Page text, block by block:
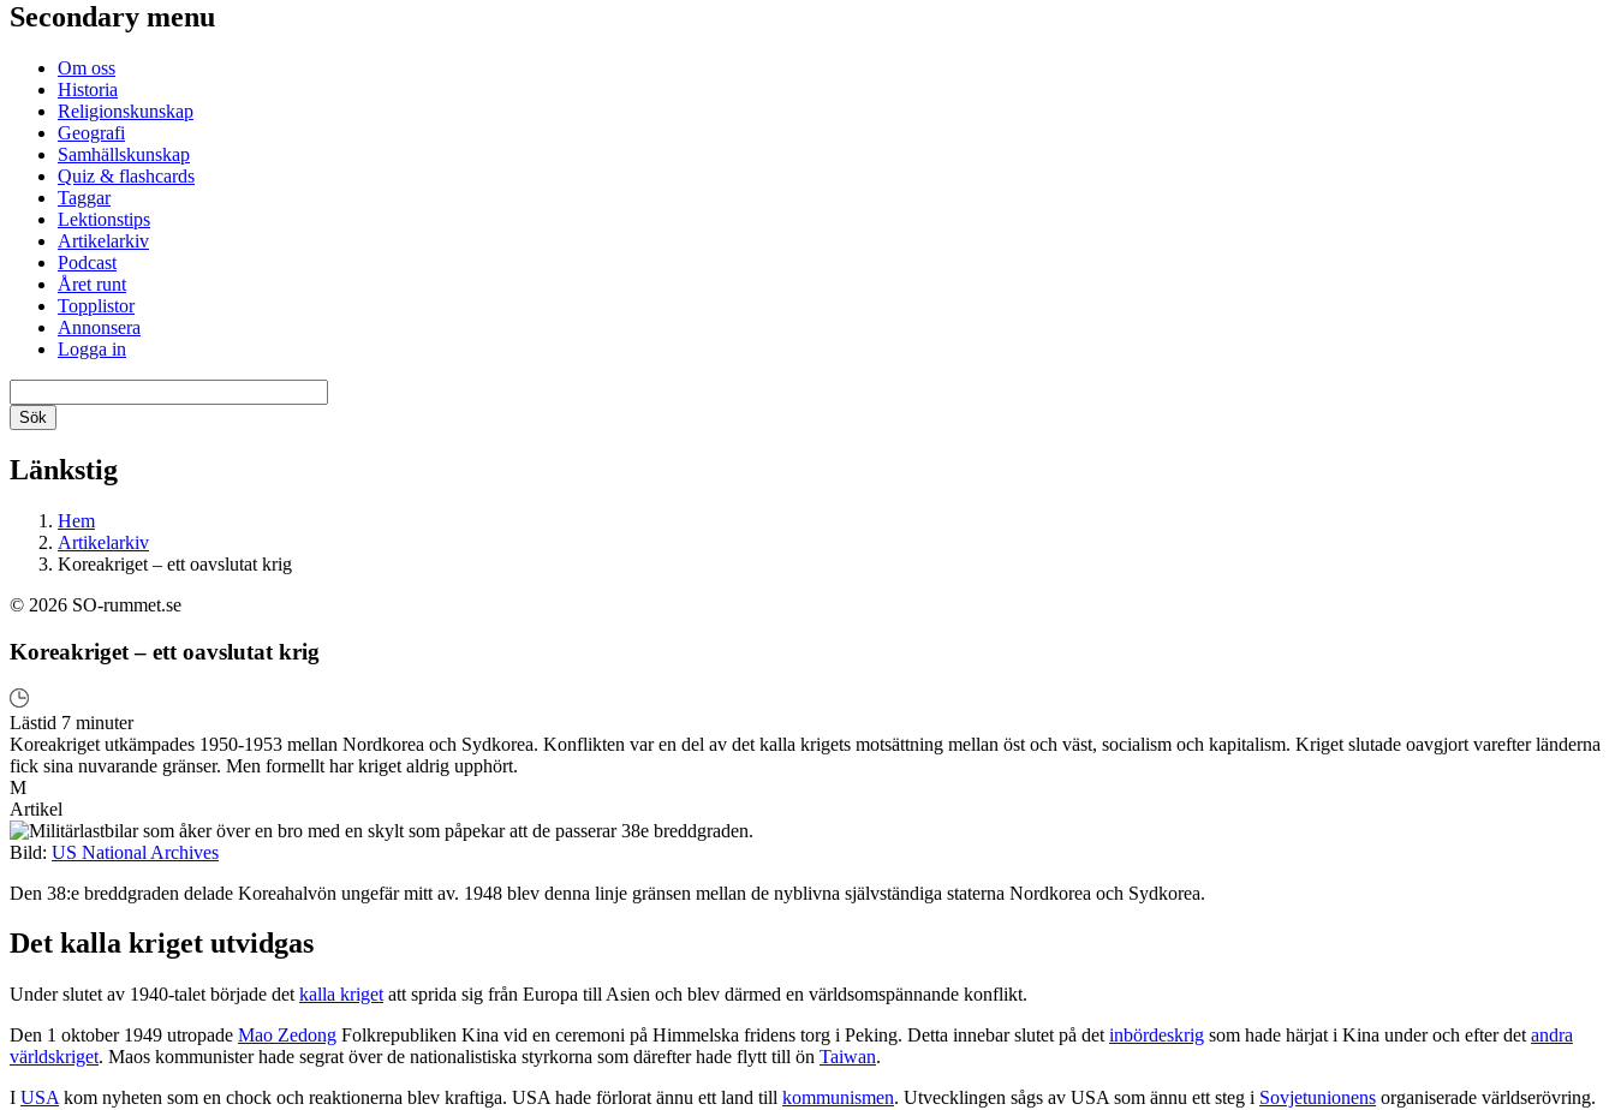
Secondary menu
Om oss
Historia
Religionskunskap
Geografi
Samhällskunskap
Quiz & flashcards
Taggar
Lektionstips
Artikelarkiv
Podcast
Året runt
Topplistor
Annonsera
Logga in
Länkstig
Hem
Artikelarkiv
Koreakriget – ett oavslutat krig
© 2026 SO-rummet.se
Koreakriget – ett oavslutat krig
Lästid 7 minuter
Koreakriget utkämpades 1950-1953 mellan Nordkorea och Sydkorea. Konflikten var en del av det kalla krigets motsättning mellan öst och väst, socialism och kapitalism. Kriget slutade oavgjort varefter länderna
fick sina nuvarande gränser. Men formellt har kriget aldrig upphört.
M
Artikel
Bild: US National Archives
Den 38:e breddgraden delade Koreahalvön ungefär mitt av. 1948 blev denna linje gränsen mellan de nyblivna självständiga staterna Nordkorea och Sydkorea.
Det kalla kriget utvidgas
Under slutet av 1940-talet började det kalla kriget att sprida sig från Europa till Asien och blev därmed en världsomspännande konflikt.
Den 1 oktober 1949 utropade Mao Zedong Folkrepubliken Kina vid en ceremoni på Himmelska fridens torg i Peking. Detta innebar slutet på det inbördeskrig som hade härjat i Kina under och efter det andra
världskriget. Maos kommunister hade segrat över de nationalistiska styrkorna som därefter hade flytt till ön Taiwan.
I USA kom nyheten som en chock och reaktionerna blev kraftiga. USA hade förlorat ännu ett land till kommunismen. Utvecklingen sågs av USA som ännu ett steg i Sovjetunionens organiserade världserövring.